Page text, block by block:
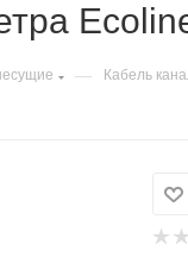
— Кабель